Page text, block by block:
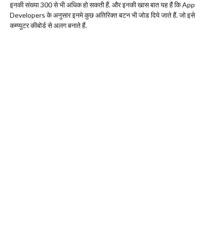
इनकी संख्या 300 से भी अधिक हो सकती हैं. और इनकी खास बात यह हैं कि App
Developers के अनुसार इनमे कुछ अतिरिक्त बटन भी जोड दिये जाते हैं. जो इसे
कम्प्युटर कीबोर्ड से अलग बनाते हैं.